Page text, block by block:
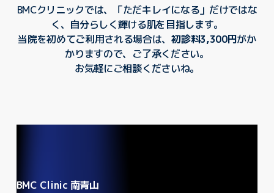
BMCクリニックでは、「ただキレイになる」だけではな
く、自分らしく輝ける肌を目指します。
当院を初めてご利用される場合は、初診料3,300円がか
かりますので、ご了承ください。
お気軽にご相談くださいね。
BMC Clinic 南青山